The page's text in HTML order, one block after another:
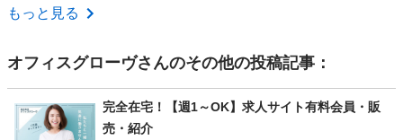
北海道 札幌市
もっと見る
オフィスグローヴさんのその他の投稿記事：
完全在宅！【週1～OK】求人サイト有料会員・販
売・紹介